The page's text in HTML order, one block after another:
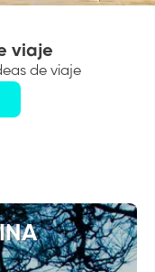
viaje
de viaje